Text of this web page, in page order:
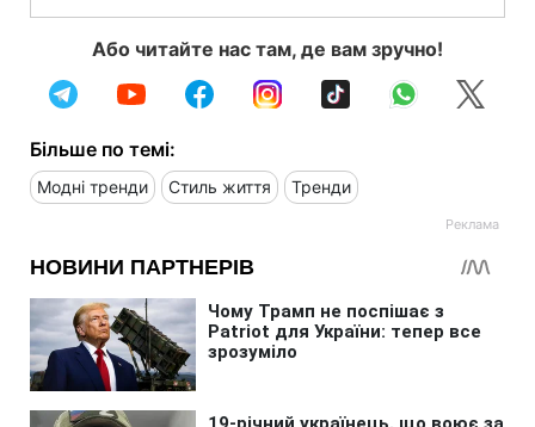
Або читайте нас там, де вам зручно!
Більше по темі:
Модні тренди Стиль життя Тренди